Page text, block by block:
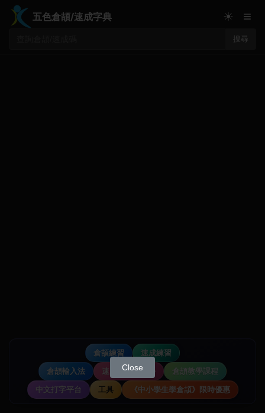
五色倉頡/速成字典
搜尋
☀ ≡
倉頡練習
速成練習
倉頡輸入法
速成輸入法教學
倉頡教學課程
中文打字平台
工具 《中小學生學倉頡》限時優惠
Close